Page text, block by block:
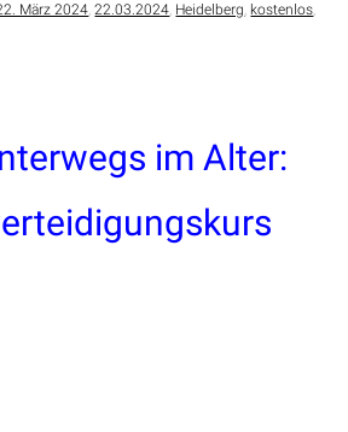
März 2024,22.03.2024, Heidelberg, kostenlos,
im Alter: